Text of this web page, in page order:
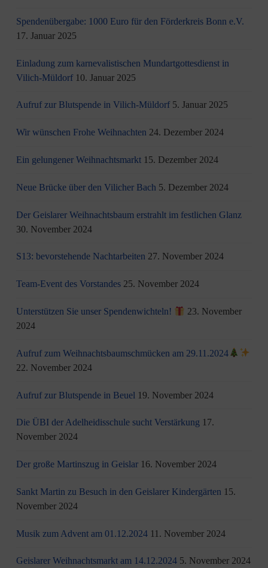
Spendenübergabe: 1000 Euro für den Förderkreis Bonn e.V.
17. Januar 2025
Einladung zum karnevalistischen Mundartgottesdienst in
Vilich-Müldorf 10. Januar 2025
Aufruf zur Blutspende in Vilich-Müldorf 5. Januar 2025
Wir wünschen Frohe Weihnachten 24. Dezember 2024
Ein gelungener Weihnachtsmarkt 15. Dezember 2024
Neue Brücke über den Vilicher Bach 5. Dezember 2024
Der Geislarer Weihnachtsbaum erstrahlt im festlichen Glanz
30. November 2024
S13: bevorstehende Nachtarbeiten 27. November 2024
Team-Event des Vorstandes 25. November 2024
Unterstützen Sie unser Spendenwichteln!
23. November
2024
Aufruf zum Weihnachtsbaumschmücken am 29.11.2024
22. November 2024
Aufruf zur Blutspende in Beuel 19. November 2024
Die ÜBI der Adelheidisschule sucht Verstärkung 17.
November 2024
Der große Martinszug in Geislar 16. November 2024
Sankt Martin zu Besuch in den Geislarer Kindergärten 15.
November 2024
Musik zum Advent am 01.12.2024 11. November 2024
Geislarer Weihnachtsmarkt am 14.12.2024 5. November 2024